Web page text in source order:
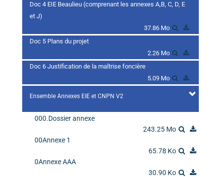
Doc 4 EIE Beaulieu (comprenant les annexes A,B, C, D, E
et J)
37.86 Mo
Doc 5 Plans du projet
2.26 Mo
Doc 6 Justification de la maîtrise foncière
5.09 Mo
Ensemble Annexes EIE et CNPN V2
000.Dossier annexe
243.25 Mo
00Annexe 1
65.78 Ko
0Annexe AAA
30.90 Ko